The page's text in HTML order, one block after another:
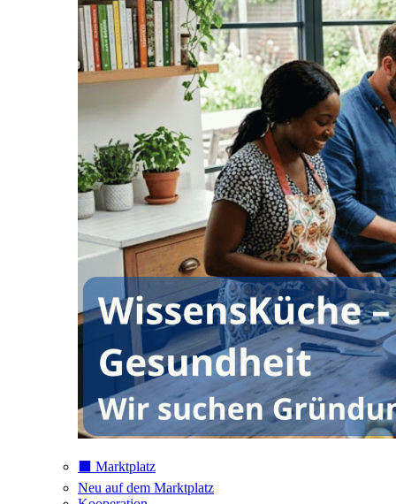
⬛️ Marktplatz
Neu auf dem Marktplatz